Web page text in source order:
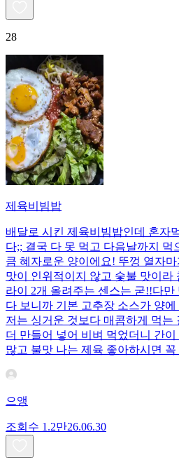
28
제육비빔밥
배달로 시킨 제육비빔밥인데 혼자
다;; 결국 다 못 먹고 다음날까지
큼 혜자로운 양이에요! 뚜껑 열자마
맛이 인위적이지 않고 숯불 맛이라
라이 2개 올려주는 센스는 굳!! ​다
다 보니까 기본 고추장 소스가 양
저는 싱거운 것보다 매콤하게 먹는
더 만들어 넣어 비벼 먹었더니 간
많고 불맛 나는 제육 좋아하시면
으앵
조회수 1.2만26.06.30